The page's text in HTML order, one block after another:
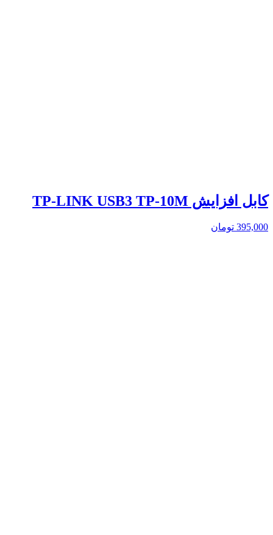
کابل افزایش TP-LINK USB3 TP-10M
395,000 تومان